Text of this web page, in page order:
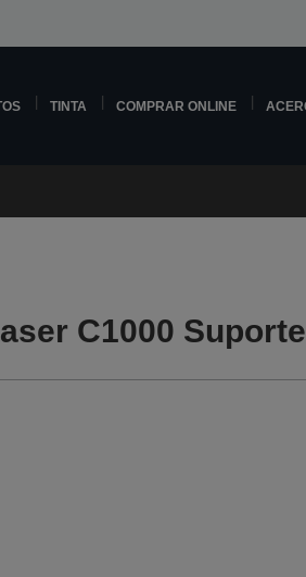
TINTA COMPRAR ONLINE
C1000 Suporte